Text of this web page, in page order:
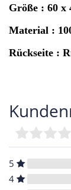
Größe : 60 x
Material :
Rückseite :
5
4